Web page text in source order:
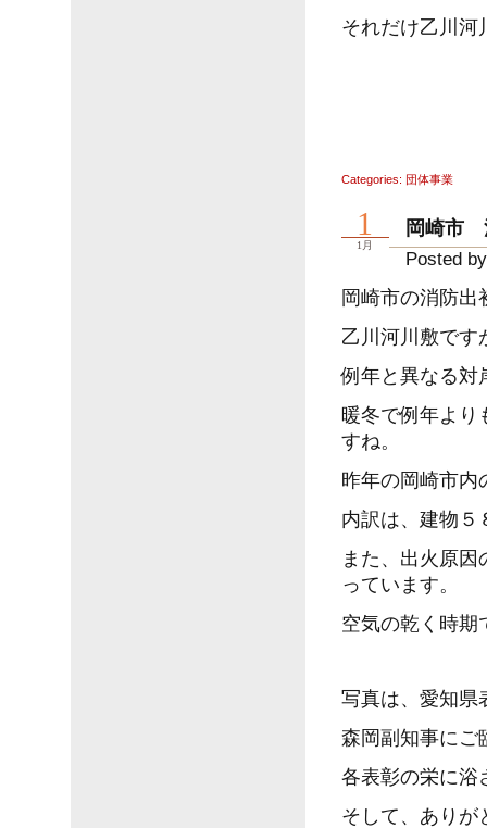
それだけ乙川河
Categories: 団体事業
岡崎市
Posted
岡崎市の消防出
乙川河川敷です
例年と異なる対
暖冬で例年より
すね。
昨年の岡崎市内
内訳は、建物５
また、出火原
っています。
空気の乾く時期
写真は、愛知県
森岡副知事にご
各表彰の栄に浴
そして、ありが
1
1月